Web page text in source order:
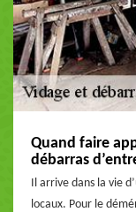
Quand faire
débarras
Il arrive dans la vie
locaux. Pour le